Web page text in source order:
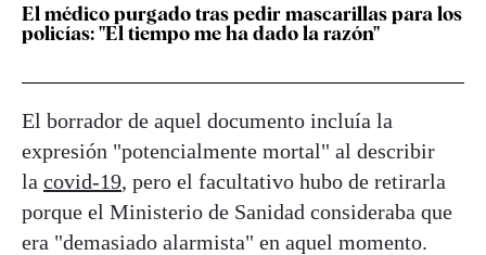
El médico purgado tras pedir mascarillas para los
policías: "El tiempo me ha dado la razón"
El borrador de aquel documento incluía la
expresión "potencialmente mortal" al describir
la covid-19, pero el facultativo hubo de retirarla
porque el Ministerio de Sanidad consideraba que
era "demasiado alarmista" en aquel momento.